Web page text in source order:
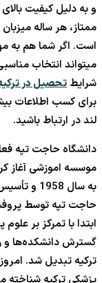
و به دلیل کیفیت
ممتاز، هر ساله
است. اگر شما هم به
میتواند انتخاب
شرایط تحصیل در
برای کسب اطلاعات
لند در ارتباط باشید.
موسسه اموزشی آغاز
به سال
حاجت تپه توسط
ابتدا با تمرکز بر
گسترش دانشکده‌ها و
ترکیه تبدیل شد.